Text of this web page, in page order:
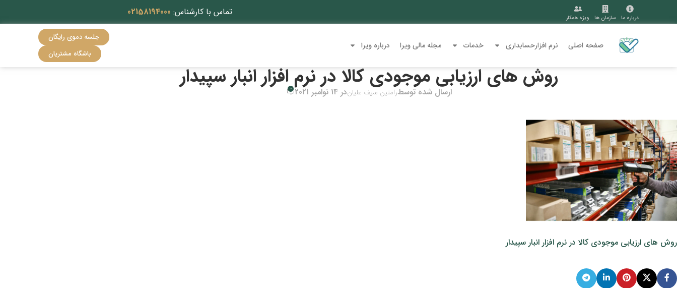
درباره ما سازمان ها ویژه همکار تماس با کارشناس: 02158194000
صفحه اصلی نرم افزارحسابداری خدمات مجله مالی ویرا درباره ویرا
جلسه دموی رایگان
باشگاه مشتریان
روش های ارزیابی موجودی کالا در نرم افزار انبار سپیدار
ارسال شده توسطرامتین سیف علیاندر 14 نوامبر 2021 0
روش های ارزیابی موجودی کالا در نرم افزار انبار سپیدار